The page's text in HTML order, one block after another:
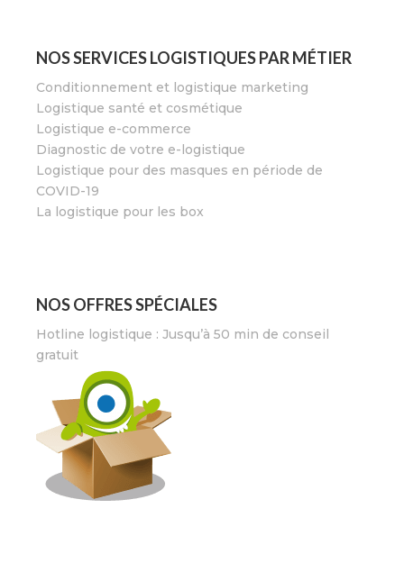
NOS SERVICES LOGISTIQUES PAR MÉTIER
Conditionnement et logistique marketing
Logistique santé et cosmétique
Logistique e-commerce
Diagnostic de votre e-logistique
Logistique pour des masques en période de
COVID-19
La logistique pour les box
NOS OFFRES SPÉCIALES
Hotline logistique : Jusqu’à 50 min de conseil
gratuit